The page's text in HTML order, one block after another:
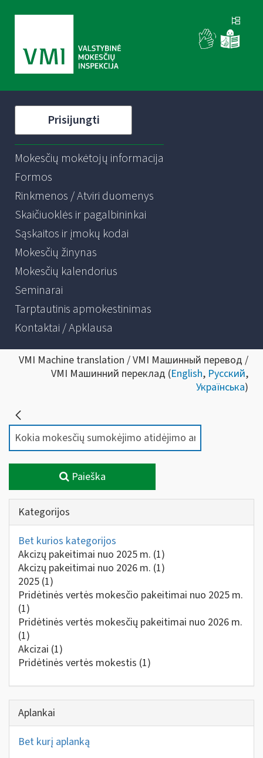
Prisijungti
Mokesčių mokėtojų informacija
Formos
Rinkmenos / Atviri duomenys
Skaičiuoklės ir pagalbininkai
Sąskaitos ir įmokų kodai
Mokesčių žinynas
Mokesčių kalendorius
Seminarai
Tarptautinis apmokestinimas
Kontaktai / Apklausa
VMI Machine translation / VMI Машинный перевод /
VMI Машинний переклад (English, Русский,
Українська)
Paieška
Kategorijos
Bet kurios kategorijos
Akcizų pakeitimai nuo 2025 m. (1)
Akcizų pakeitimai nuo 2026 m. (1)
2025 (1)
Pridėtinės vertės mokesčio pakeitimai nuo 2025 m.
(1)
Pridėtinės vertės mokesčių pakeitimai nuo 2026 m.
(1)
Akcizai (1)
Pridėtinės vertės mokestis (1)
Aplankai
Bet kurį aplanką